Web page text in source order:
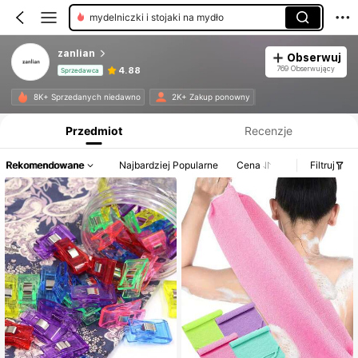
dzwonki wietrzne
zanlian
Sprzedawca 4.88
Obserwuj
769 Obserwujący
8K+ Sprzedanych niedawno 2K+ Zakup ponowny
Przedmiot Recenzje
Rekomendowane Najbardziej Popularne Cena Filtruj